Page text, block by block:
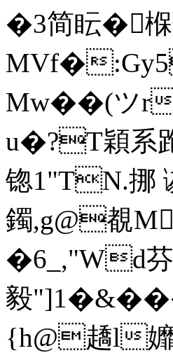
�3简眃�
MVf�
Mw��(ツr
u�?T穎系
锪1"TN.挪
鐲,g@覩
�6_,"Wd芬
毅"]1�&��
{h@趫l